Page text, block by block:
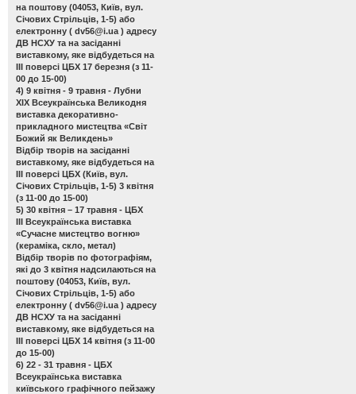
на поштову (04053, Київ, вул.
Січових Стрільців, 1-5) або
електронну ( dv56@i.ua ) адресу
ДВ НСХУ та на засіданні
виставкому, яке відбудеться на
ІІІ поверсі ЦБХ 17 березня (з 11-
00 до 15-00)
4) 9 квітня - 9 травня - Лубни
ХІХ Всеукраїнська Великодня
виставка декоративно-
прикладного мистецтва «Світ
Божий як Великдень»
Відбір творів на засіданні
виставкому, яке відбудеться на
ІІІ поверсі ЦБХ (Київ, вул.
Січових Стрільців, 1-5) 3 квітня
(з 11-00 до 15-00)
5) 30 квітня – 17 травня - ЦБХ
ІІІ Всеукраїнська виставка
«Сучасне мистецтво вогню»
(кераміка, скло, метал)
Відбір творів по фотографіям,
які до 3 квітня надсилаються на
поштову (04053, Київ, вул.
Січових Стрільців, 1-5) або
електронну ( dv56@i.ua ) адресу
ДВ НСХУ та на засіданні
виставкому, яке відбудеться на
ІІІ поверсі ЦБХ 14 квітня (з 11-00
до 15-00)
6) 22 - 31 травня - ЦБХ
Всеукраїнська виставка
київського графічного пейзажу